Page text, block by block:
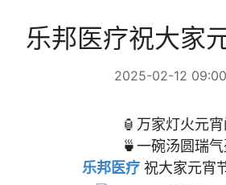
乐邦医疗祝大家
2025-02-12
🏮万家灯火元
🍵一碗汤圆瑞
乐邦医疗 祝大家元宵